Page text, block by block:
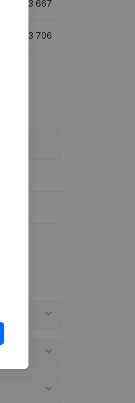
63 667
83 706